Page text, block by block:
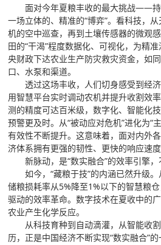
面对今年夏粮丰收的最大挑战——
一场立体的、精准的“博弈”。看科技，
机的空中巡查，再到土壤传感器的微观
田的“干渴”程度数据化、可视化，为精
央财政下达农业生产防灾救灾资金，如
口、水泵和渠道。
透过这场丰收，人们切身感受到经
用智慧平台实时调动农机并提升收割效
测的精度可达百米级，数字化、智能化
预警更及时。从“被动应对危机”进化为“
有效性不断提升。这意味着，面对内外
济体系拥有更强的韧性、更快的响应速
新脉动，是“数实融合”的效率引擎
如今，“藏粮于技”的内涵已然升级
储粮损耗率从5%降至1%以下的智慧粮
驱动的效率革命。数字技术在夏收中的
农业产生化学反应。
从科技育种到自动滴灌，从智能收
历，正是中国经济不断实现“数实融合”